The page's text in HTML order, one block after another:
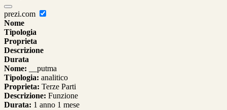
prezi.com
Nome
Tipologia
Proprieta
Descrizione
Durata
Nome: __putma
Tipologia: analitico
Proprieta: Terze Parti
Descrizione: Funzione
Durata: 1 anno 1 mese